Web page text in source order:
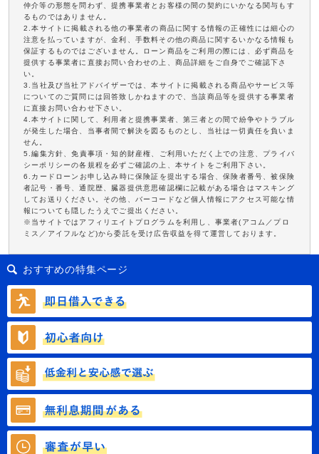
仲介等の形態を問わず、提携事業者とお客様の間の契約にいかなる関与もす
るものではありません。
2.本サイトに掲載される他の事業者の商品に関する情報の正確性には細心の
注意を払っていますが、金利、手数料その他の商品に関するいかなる情報も
保証するものではございません。ローン商品をご利用の際には、必ず商品を
提供する事業者に直接お問い合わせの上、商品詳細をご自身でご確認下さ
い。
3.当社及び当社アドバイザーでは、本サイトに掲載される商品やサービス等
についてのご質問には回答致しかねますので、当該商品等を提供する事業者
に直接お問い合わせ下さい。
4.本サイトに関して、利用者と提携事業者、第三者との間で紛争やトラブル
が発生した場合、当事者間で解決を図るものとし、当社は一切責任を負いま
せん。
5.編集方針、免責事項・知的財産権、ご利用いただく上での注意、プライバ
シーポリシーの各規程を必ずご確認の上、本サイトをご利用下さい。
6.カードローンお申し込み時に保険証を提出する場合、保険者番号、被保険
者記号・番号、通院歴、臓器提供意思確認欄に記載がある場合はマスキング
してお送りください。その他、バーコードなど個人情報にアクセス可能な情
報についても隠したうえでご提出ください。
※当サイトではアフィリエイトプログラムを利用し、事業者(アコム／プロ
ミス／アイフルなど)から委託を受け広告収益を得て運営しております。
おすすめの特集ページ